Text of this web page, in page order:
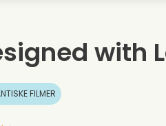
Dating filmer
with
FILMER